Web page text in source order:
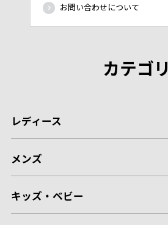
お問い合わせについて
カテゴリ
レディース
メンズ
キッズ・ベビー